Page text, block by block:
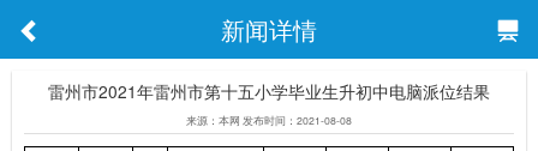
新闻详情
雷州市2021年雷州市第十五小学毕业生升初中电脑派位结果
来源：本网 发布时间：2021-08-08